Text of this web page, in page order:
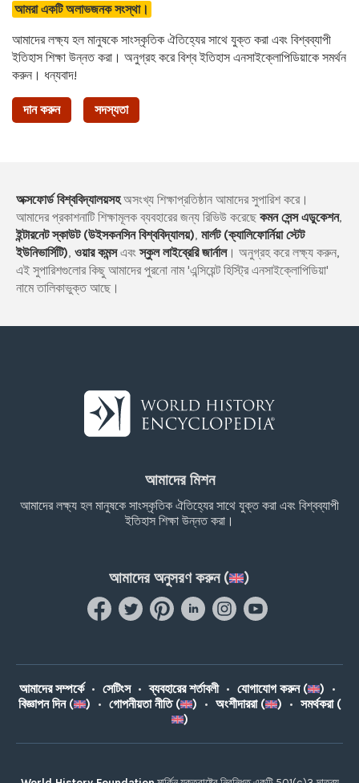
আমরা একটি অলাভজনক সংস্থা।
আমাদের লক্ষ্য হল মানুষকে সাংস্কৃতিক ঐতিহ্যের সাথে যুক্ত করা এবং বিশ্বব্যাপী
ইতিহাস শিক্ষা উন্নত করা। অনুগ্রহ করে বিশ্ব ইতিহাস এনসাইক্লোপিডিয়াকে সমর্থন
করুন। ধন্যবাদ!
দান করুন সদস্যতা
অক্সফোর্ড বিশ্ববিদ্যালয়সহঅসংখ্য শিক্ষাপ্রতিষ্ঠান আমাদের সুপারিশ করে।
আমাদের প্রকাশনাটি শিক্ষামূলক ব্যবহারের জন্য রিভিউ করেছে কমন সেন্স এডুকেশন,
ইন্টারনেট স্কাউট (উইসকনসিন বিশ্ববিদ্যালয়), মার্লট (ক্যালিফোর্নিয়া স্টেট
ইউনিভার্সিটি), ওয়ার কমন্সএবংস্কুল লাইব্রেরি জার্নাল। অনুগ্রহ করে লক্ষ্য করুন,
এই সুপারিশগুলোর কিছু আমাদের পুরনো নাম 'এন্সিয়েন্ট হিস্ট্রি এনসাইক্লোপিডিয়া'
নামে তালিকাভুক্ত আছে।
আমাদের মিশন
আমাদের লক্ষ্য হল মানুষকে সাংস্কৃতিক ঐতিহ্যের সাথে যুক্ত করা এবং বিশ্বব্যাপী
ইতিহাস শিক্ষা উন্নত করা।
আমাদের অনুসরণ করুন ( )
আমাদের সম্পর্কে • সেটিংস • ব্যবহারের শর্তাবলী • যোগাযোগ করুন ( ) •
বিজ্ঞাপন দিন (
) • গোপনীয়তা নীতি ( ) • অংশীদাররা ( ) • সমর্থকরা (
)